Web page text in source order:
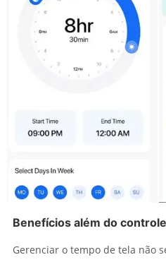
Benefícios além do controle
Gerenciar o tempo de tela não